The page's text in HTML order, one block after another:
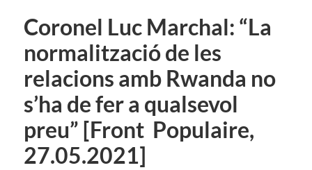
Coronel Luc Marchal: “La
normalització de les
relacions amb Rwanda no
s’ha de fer a qualsevol
preu” [Front Populaire,
27.05.2021]